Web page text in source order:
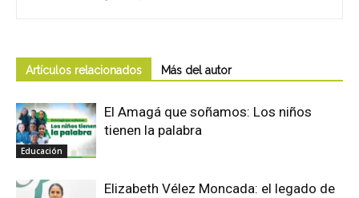
Artículos relacionados Más del autor
Educación
El Amagá que soñamos: Los niños
tienen la palabra
Elizabeth Vélez Moncada: el legado de